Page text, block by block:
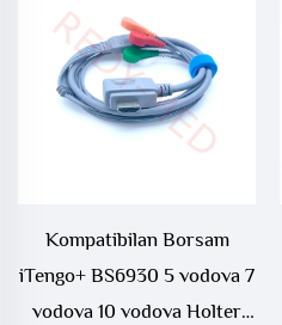
Kompatibilan Borsam
iTengo+ BS6930 5 vodova 7
vodova 10 vodova Holter